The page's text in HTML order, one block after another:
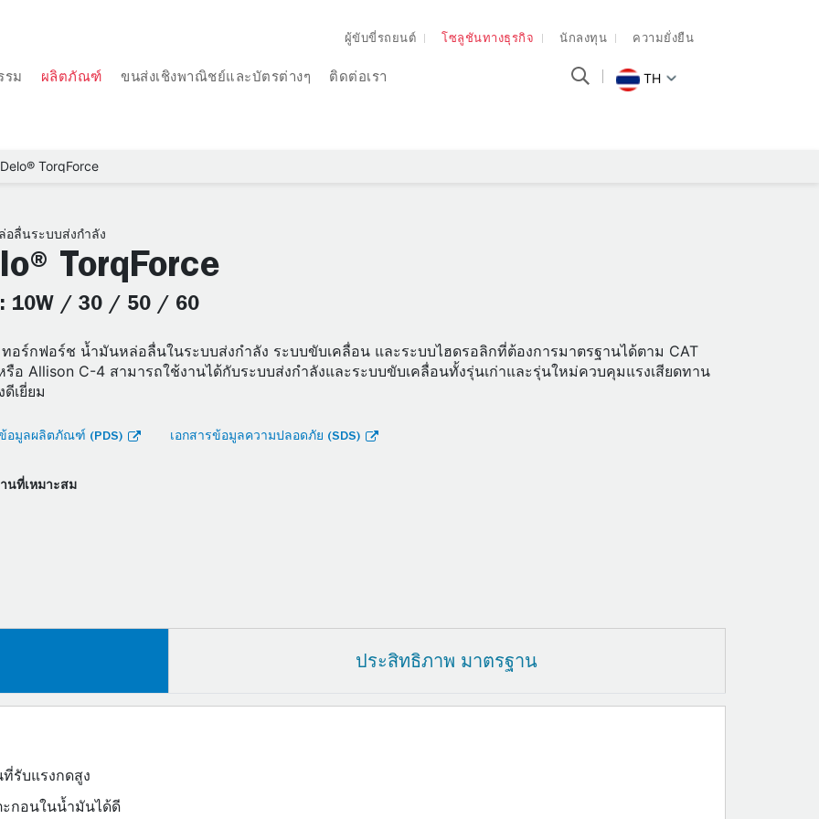
ผู้ขับขี่รถยนต์ โซลูชันทางธุรกิจ นักลงทุน ความยั่งยืน
รม ผลิตภัณฑ์ ขนส่งเชิงพาณิชย์และบัตรต่างๆ ติดต่อเรา TH
Delo® TorqForce
อลื่นระบบส่งกำลัง
TorqForce
: 10W / 30 / 50 / 60
ทอร์กฟอร์ช น้ำมันหล่อลื่นในระบบส่งกำลัง ระบบขับเคลื่อน และระบบไฮดรอลิกที่ต้องการมาตรฐานได้ตาม CAT
รือ Allison C-4 สามารถใช้งานได้กับระบบส่งกำลังและระบบขับเคลื่อนทั้งรุ่นเก่าและรุ่นใหม่ควบคุมแรงเสียดทาน
ดีเยี่ยม
อมูลผลิตภัณฑ์ (PDS) เอกสารข้อมูลความปลอดภัย (SDS)
นที่เหมาะสม
ประสิทธิภาพ มาตรฐาน
รับแรงกดสูง
กอนในน้ำมันได้ดี